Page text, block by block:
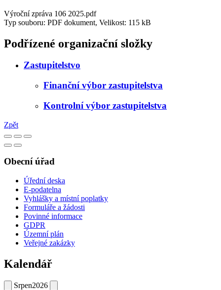
Výroční zpráva 106 2025.pdf
Typ souboru: PDF dokument, Velikost: 115 kB
Podřízené organizační složky
Zastupitelstvo
Finanční výbor zastupitelstva
Kontrolní výbor zastupitelstva
Zpět
Obecní úřad
Úřední deska
E-podatelna
Vyhlášky a místní poplatky
Formuláře a žádosti
Povinné informace
GDPR
Územní plán
Veřejné zakázky
Kalendář
Srpen2026